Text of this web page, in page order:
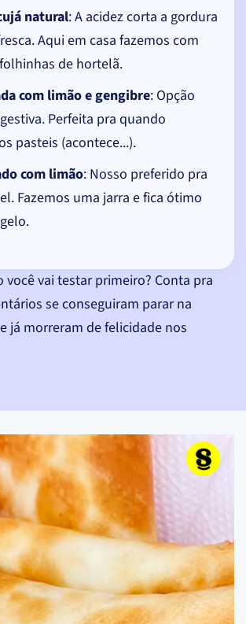
natural: A acidez corta a gordura
Aqui em casa fazemos com
de hortelã.
com limão e gengibre: Opção
Perfeita pra quando
pasteis (acontece...).
com limão: Nosso preferido pra
Fazemos uma jarra e fica ótimo
você vai testar primeiro? Conta pra
se conseguiram parar na
já morreram de felicidade nos